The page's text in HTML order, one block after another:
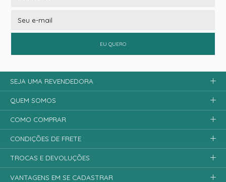
EU QUERO
SEJA UMA REVENDEDORA
QUEM SOMOS
COMO COMPRAR
CONDIÇÕES DE FRETE
TROCAS E DEVOLUÇÕES
VANTAGENS EM SE CADASTRAR